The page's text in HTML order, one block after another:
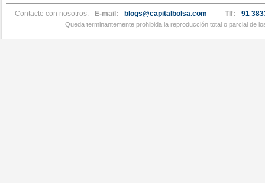
Contacte con nosotros: E-mail: blogs@capitalbolsa.com Tlf: 91
Queda terminantemente prohibida la reproducción total o parcial de